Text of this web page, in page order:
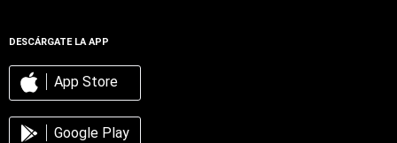
DESCÁRGATE LA APP
App Store
Google Play